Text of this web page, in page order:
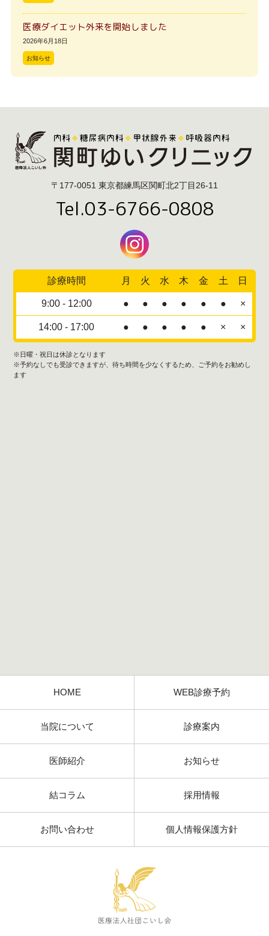
医療ダイエット外来を開始しました
2026年6月18日
お知らせ
〒177-0051 東京都練馬区関町北2丁目26-11
Tel.03-6766-0808
診療時間 月 火 水 木 金 土 日
9:00 - 12:00 ● ● ● ● ● ● ×
14:00 - 17:00 ● ● ● ● ● × ×
※日曜・祝日は休診となります
※予約なしでも受診できますが、待ち時間を少なくするため、ご予約をお勧めし
ます
HOME WEB診療予約
当院について 診療案内
医師紹介 お知らせ
結コラム 採用情報
お問い合わせ 個人情報保護方針